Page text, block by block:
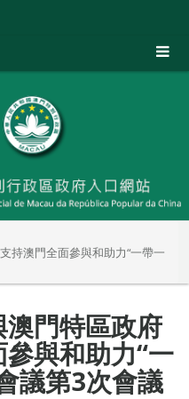
持澳門全面參與和助力“一帶一
門特區政府
與和助力“一
議第3次會議